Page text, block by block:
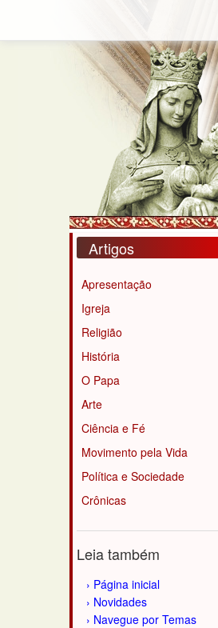
Artigos
Apresentação
Igreja
Religião
História
O Papa
Arte
Ciência e Fé
Movimento pela Vida
Política e Sociedade
Crônicas
Leia também
Página inicial
Novidades
Navegue por Temas